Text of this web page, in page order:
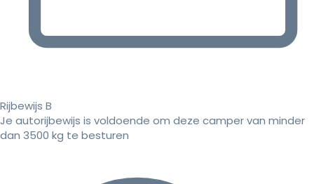
Rijbewijs B
Je autorijbewijs is voldoende om deze camper van minder
dan 3500 kg te besturen